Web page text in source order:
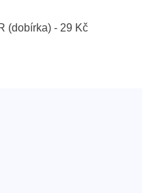
(dobírka) - 29 Kč